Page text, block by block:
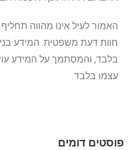
האמור לעיל אינו מהווה תחליף
חוות דעת משפטית. המידע
בלבד, והמסתמך על המידע
עצמו בלבד.
פוסטים דומים